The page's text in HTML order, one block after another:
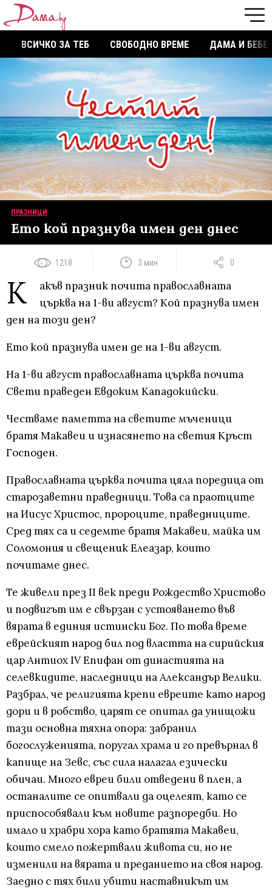
ВСИЧКО ЗА ТЕБ СВОБОДНО ВРЕМЕ ДАМА И БЕБЕ
ПРАЗНИЦИ
Ето кой празнува имен ден днес
1218 3 мин 0
К
акъв празник почита православната
църква на 1-ви август? Кой празнува имен
ден на този ден?
Ето кой празнува имен де на 1-ви август.
На 1-ви август православната църква почита
Свети праведен Евдоким Кападокийски.
Честваме паметта на светите мъченици
братя Макавеи и изнасянето на светия Кръст
Господен.
Православната църква почита цяла поредица от
старозаветни праведници. Това са праотците
на Иисус Христос, пророците, праведниците.
Сред тях са и седемте братя Макавеи, майка им
Соломония и свещеник Елеазар, които
почитаме днес.
Те живели през II век преди Рождество Христово
и подвигът им е свързан с устояването във
вярата в единия истински Бог. По това време
еврейският народ бил под властта на сирийския
цар Антиох IV Епифан от династията на
селевкидите, наследници на Александър Велики.
Разбрал, че религията крепи евреите като народ
дори и в робство, царят се опитал да унищожи
тази основна тяхна опора: забранил
богослуженията, поругал храма и го превърнал в
капище на Зевс, със сила налагал езически
обичаи. Много евреи били отведени в плен, а
останалите се опитвали да оцелеят, като се
приспособявали към новите разпоредби. Но
имало и храбри хора като братята Макавеи,
които смело пожертвали живота си, но не
изменили на вярата и преданието на своя народ.
Заедно с тях били убити наставникът им